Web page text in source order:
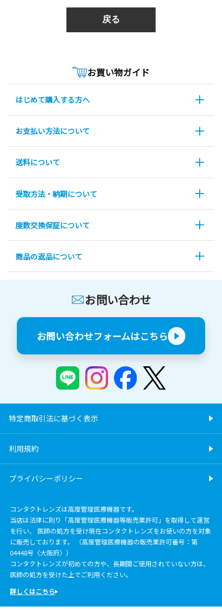
戻る
お買い物ガイド
はじめて購入する方へ
お支払い方法について
送料について
受取方法・納期について
度数交換保証について
商品の返品について
お問い合わせ
お問い合わせフォームはこちら
特定商取引法に基づく表示
利用規約
プライバシーポリシー
コンタクトレンズは高度管理医療機器です。
当店は法律に則り「高度管理医療機器等販売業許可」を取得して運営
を行い、 医師の処方を受け現在コンタクトレンズをお使いの方を対象
に販売しております。 （高度管理医療機器の販売業許可番号：第
04448号〈大阪府〉）
コンタクトレンズが初めての方や、長期間ご使用されていない方は、
医師の処方を受けた上でご利用ください。
詳しくはこちら